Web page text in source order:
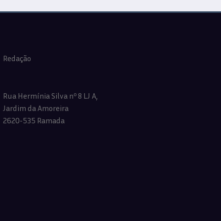
Redação
Rua Hermínia Silva nº 8 LJ A,
Jardim da Amoreira
2620-535 Ramada